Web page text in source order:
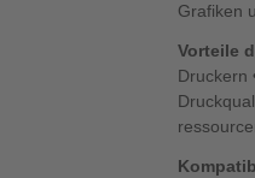
Grafiken
Vorteile
Druckern